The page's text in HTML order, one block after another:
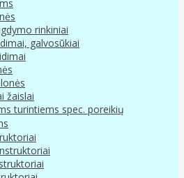
rinkiniai
galvosūkiai
žaislai
turintiems spec. poreikių